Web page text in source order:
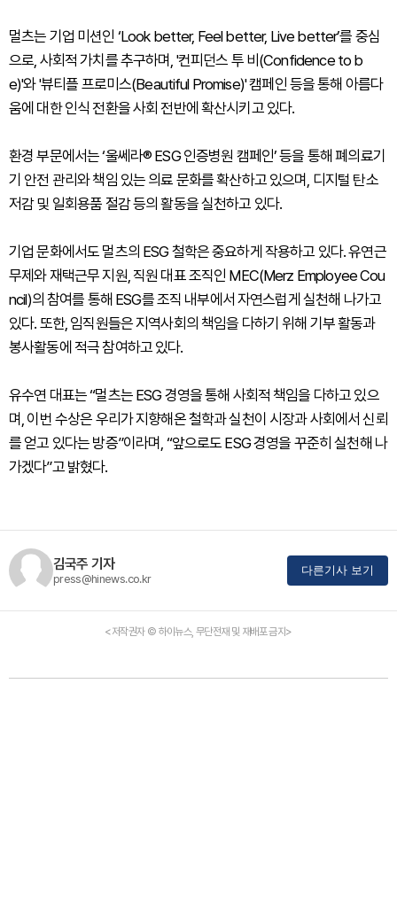
멀츠는 기업 미션인 ‘Look better, Feel better, Live better’를 중심
으로, 사회적 가치를 추구하며, '컨피던스 투 비(Confidence to b
e)'와 '뷰티플 프로미스(Beautiful Promise)' 캠페인 등을 통해 아름다
움에 대한 인식 전환을 사회 전반에 확산시키고 있다.
환경 부문에서는 ‘울쎄라® ESG 인증병원 캠페인’ 등을 통해 폐의료기
기 안전 관리와 책임 있는 의료 문화를 확산하고 있으며, 디지털 탄소
저감 및 일회용품 절감 등의 활동을 실천하고 있다.
기업 문화에서도 멀츠의 ESG 철학은 중요하게 작용하고 있다. 유연근
무제와 재택근무 지원, 직원 대표 조직인 MEC(Merz Employee Cou
ncil)의 참여를 통해 ESG를 조직 내부에서 자연스럽게 실천해 나가고
있다. 또한, 임직원들은 지역사회의 책임을 다하기 위해 기부 활동과
봉사활동에 적극 참여하고 있다.
유수연 대표는 “멀츠는 ESG 경영을 통해 사회적 책임을 다하고 있으
며, 이번 수상은 우리가 지향해온 철학과 실천이 시장과 사회에서 신뢰
를 얻고 있다는 방증”이라며, “앞으로도 ESG 경영을 꾸준히 실천해 나
가겠다”고 밝혔다.
김국주 기자
press@hinews.co.kr
다른기사 보기
<저작권자 © 하이뉴스, 무단전재 및 재배포 금지>